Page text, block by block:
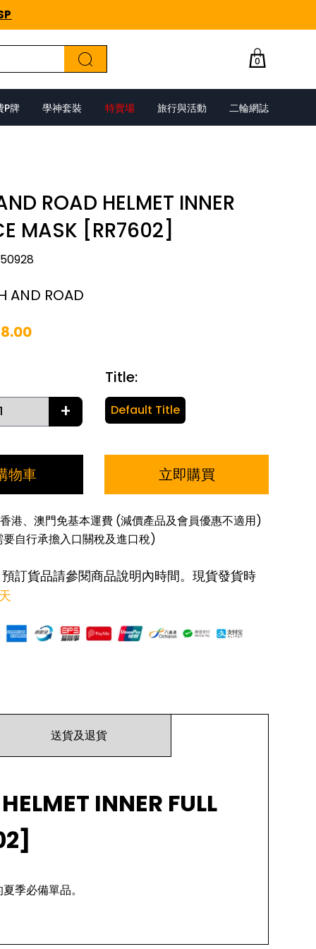
0
P牌 學神套裝 特賣場 旅行與活動 二輪網誌
ROAD HELMET INNER
MASK [RR7602]
AND ROAD
+
Title:
Default Title
物車 立即購買
香港、澳門免基本運費 (減價產品及會員優惠不適用)
自行承擔入口關稅及進口稅)
訂貨品請參閱商品說明內時間。現貨發貨時
送貨及退貨
INNER FULL
季必備單品。